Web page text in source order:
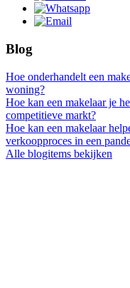
Blog
Hoe onderhandelt een
woning?
Hoe kan een makelaar je
competitieve markt?
Hoe kan een makelaar
verkoopproces in een
Alle blogitems bekijken